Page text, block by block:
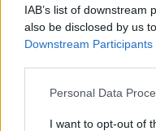
IAB’s list of downstream
also be disclosed by us
Downstream Participants
Personal Data
I want to opt-out of
pytaniem..
bardziej w trakcie